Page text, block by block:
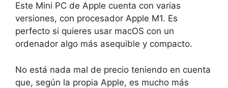
Este Mini PC de Apple cuenta con varias
versiones, con procesador Apple M1. Es
perfecto si quieres usar macOS con un
ordenador algo más asequible y compacto.
No está nada mal de precio teniendo en cuenta
que, según la propia Apple, es mucho más